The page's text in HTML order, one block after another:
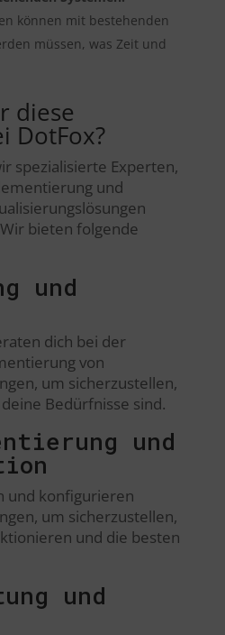
können mit bestehenden
müssen, was Zeit und
diese
DotFox?
spezialisierte Experten,
und
bieten folgende
und
dich bei der
von
um sicherzustellen,
Bedürfnisse sind.
und
und konfigurieren
um sicherzustellen,
und die besten
und